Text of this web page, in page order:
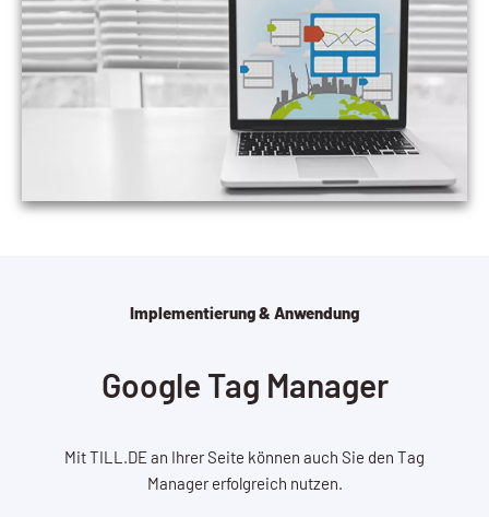
Implementierung & Anwendung
Google Tag Manager
Mit TILL.DE an Ihrer Seite können auch Sie den Tag
Manager erfolgreich nutzen.